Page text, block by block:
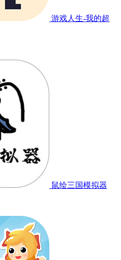
游戏人生-我的超
鼠绘三国模拟器